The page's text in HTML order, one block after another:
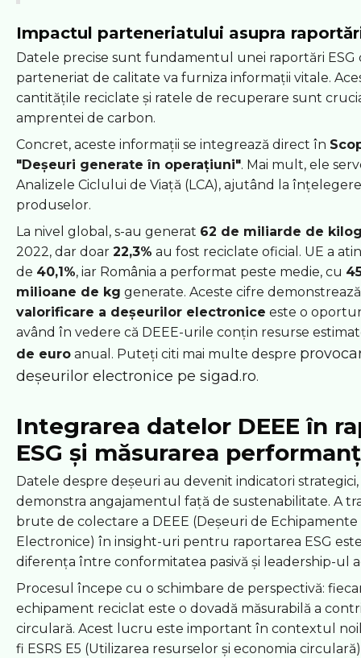
Impactul parteneriatului asupra
Datele precise sunt fundamentul unei raportări ESG
parteneriat de calitate va furniza informații vitale.
cantitățile reciclate și ratele de recuperare sunt
amprentei de carbon.
Concret, aceste informații se integrează direct în
"Deșeuri generate în operațiuni". Mai mult, ele
Analizele Ciclului de Viață (LCA), ajutând la
produselor.
La nivel global, s-au generat 62 de miliarde de
2022, dar doar 22,3% au fost reciclate oficial. UE a
de 40,1%, iar România a performat peste medie, cu
milioane de kg generate. Aceste cifre
valorificare a deșeurilor electronice este o
având în vedere că DEEE-urile conțin resurse
de euro anual. Puteți citi mai multe despre
deșeurilor electronice pe sigad.ro.
Integrarea datelor DEEE în
ESG și măsurarea
Datele despre deșeuri au devenit indicatori
demonstra angajamentul față de sustenabilitate. A
brute de colectare a DEEE (Deșeuri de Echipamente
Electronice) în insight-uri pentru raportarea ESG
diferența între conformitatea pasivă și leadership-ul
Procesul începe cu o schimbare de perspectivă:
echipament reciclat este o dovadă măsurabilă a
circulară. Acest lucru este important în contextul
fi ESRS E5 (Utilizarea resurselor și economia